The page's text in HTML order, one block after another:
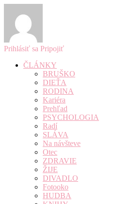
Prihlásiť sa Pripojiť
ČLÁNKY
BRUŠKO
DIEŤA
RODINA
Kariéra
Prehľad
PSYCHOLOGIA
Radí
SLÁVA
Na návšteve
Otec
ZDRAVIE
ŽIJE
DIVADLO
Fotooko
HUDBA